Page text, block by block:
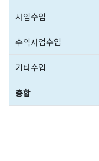
사업수입
수익사업수입
기타수입
총합